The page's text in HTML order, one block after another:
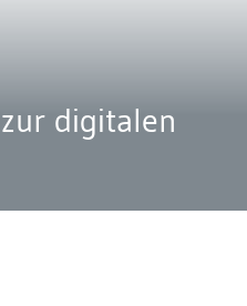
digitalen